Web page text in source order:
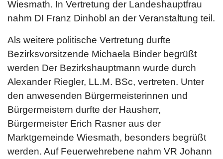
Wiesmath. In Vertretung der Landeshauptfrau
nahm DI Franz Dinhobl an der Veranstaltung teil.
Als weitere politische Vertretung durfte
Bezirksvorsitzende Michaela Binder begrüßt
werden Der Bezirkshauptmann wurde durch
Alexander Riegler, LL.M. BSc, vertreten. Unter
den anwesenden Bürgermeisterinnen und
Bürgermeistern durfte der Hausherr,
Bürgermeister Erich Rasner aus der
Marktgemeinde Wiesmath, besonders begrüßt
werden. Auf Feuerwehrebene nahm VR Johann